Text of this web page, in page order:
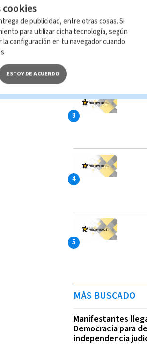
MÁS BUSCADO
Manifestantes
Democracia para
independencia
de publicidad, entre otras cosas. Si
para utilizar dicha tecnología, según
la configuración en tu navegador cuando
ESTOY DE ACUERDO